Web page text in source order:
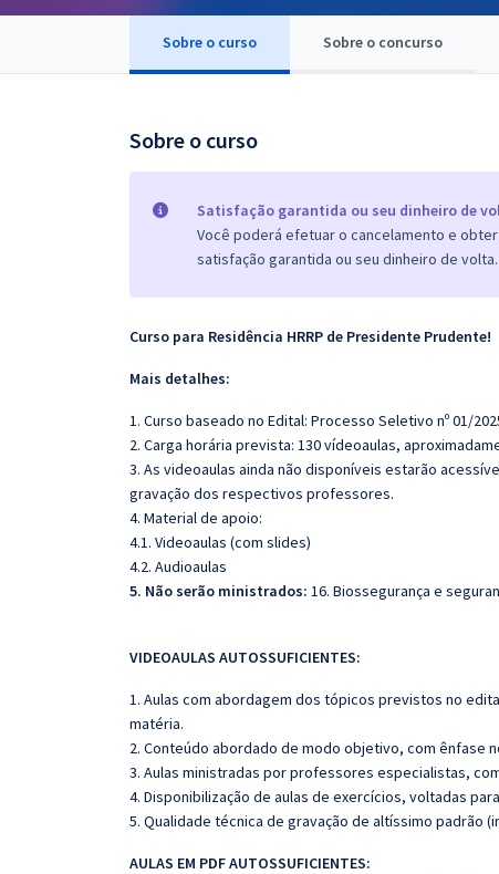
Pós
Sobre o curso Sobre o concurso
Sobre o curso
Satisfação garantida ou seu dinheiro de
Você poderá efetuar o cancelamento e
satisfação garantida ou seu dinheiro de volta.
Curso para Residência HRRP de Presidente Prudente!
Mais detalhes:
1. Curso baseado no Edital: Processo Seletivo nº 01/
2. Carga horária prevista: 130 vídeoaulas,
3. As videoaulas ainda não disponíveis estarão
gravação dos respectivos professores.
4. Material de apoio:
4.1. Videoaulas (com slides)
4.2. Audioaulas
5. Não serão ministrados: 16. Biossegurança e
VIDEOAULAS AUTOSSUFICIENTES:
1. Aulas com abordagem dos tópicos previstos no
matéria.
2. Conteúdo abordado de modo objetivo, com ênfase
3. Aulas ministradas por professores especialistas,
4. Disponibilização de aulas de exercícios, voltadas
5. Qualidade técnica de gravação de altíssimo padrão
AULAS EM PDF AUTOSSUFICIENTES: